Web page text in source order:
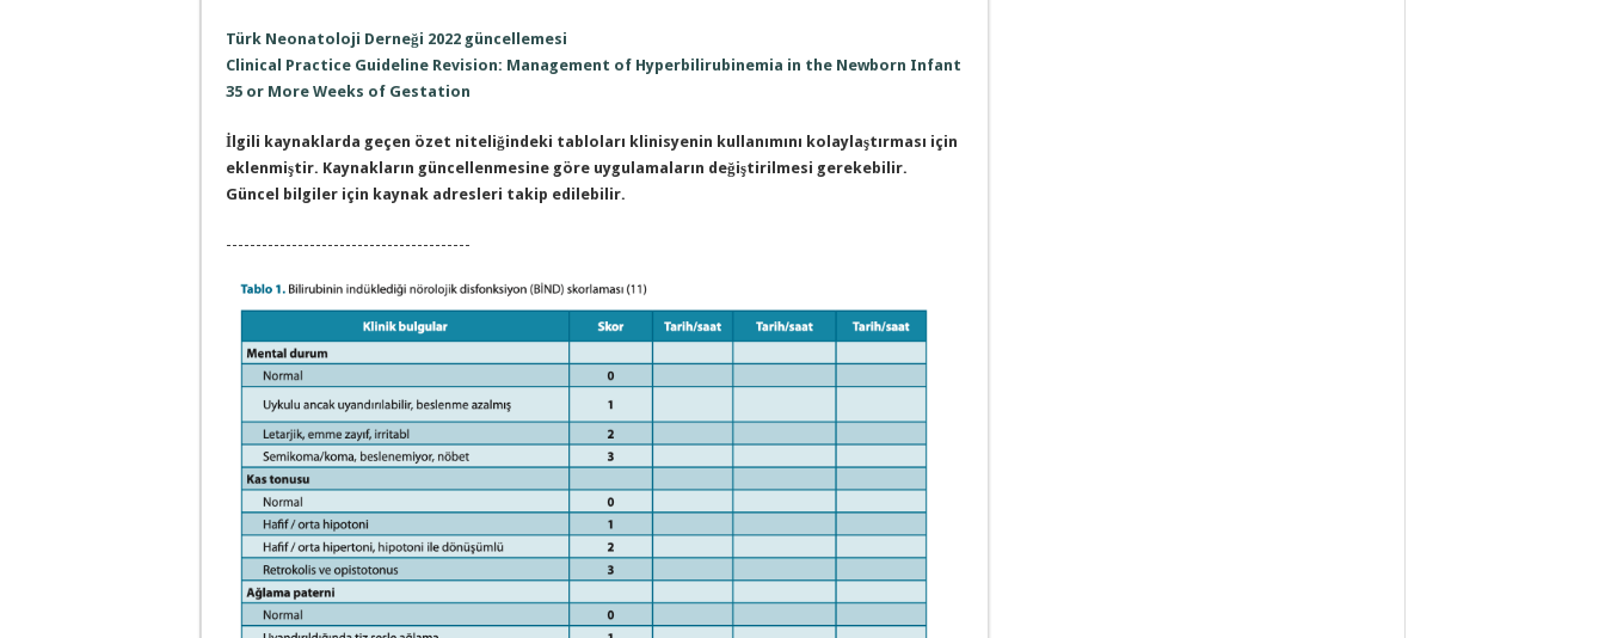
Türk Neonatoloji Derneği 2022 güncellemesi
Clinical Practice Guideline Revision: Management of Hyperbilirubinemia in the Newborn Infant
35 or More Weeks of Gestation
İlgili kaynaklarda geçen özet niteliğindeki tabloları klinisyenin kullanımını kolaylaştırması için
eklenmiştir. Kaynakların güncellenmesine göre uygulamaların değiştirilmesi gerekebilir.
Güncel bilgiler için kaynak adresleri takip edilebilir.
-----------------------------------------